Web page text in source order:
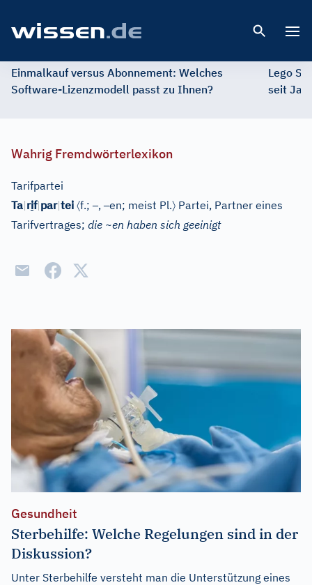
Einmalkauf versus Abonnement: Welches
Software-Lizenzmodell passt zu Ihnen?
Lego
seit
Wahrig Fremdwörterlexikon
Tarifpartei
Ta|rif|par|tei 〈f.;–,–en; meist Pl.〉 Partei, Partner eines
Tarifvertrages; die ~en haben sich geeinigt
Gesundheit
Sterbehilfe: Welche Regelungen sind in der
Diskussion?
Unter Sterbehilfe versteht man die Unterstützung eines